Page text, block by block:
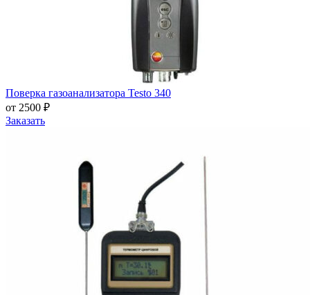
Поверка газоанализатора Testo 340
от 2500 ₽
Заказать